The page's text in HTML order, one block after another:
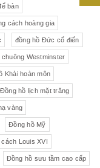
bàn
cách hoàng gia
đồng hồ Đức cổ điển
chuông Westminster
Khải hoàn môn
Đồng hồ lịch mặt trăng
vàng
Đồng hồ Mỹ
Louis XVI
Đồng hồ sưu tầm cao cấp